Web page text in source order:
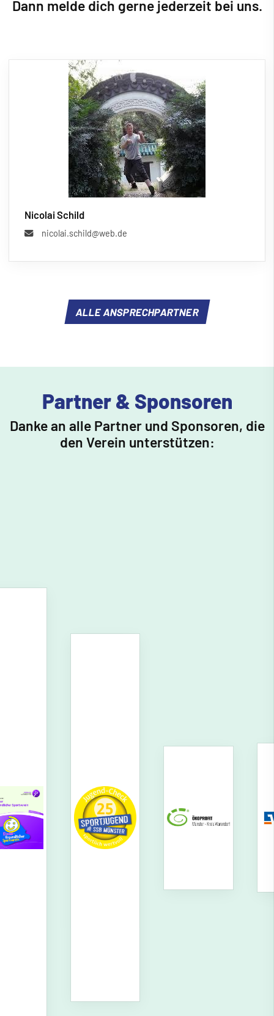
Dann melde dich gerne jederzeit bei uns.
Nicolai Schild
nicolai.schild@web.de
ALLE ANSPRECHPARTNER
Partner & Sponsoren
Danke an alle Partner und Sponsoren, die
den Verein unterstützen: